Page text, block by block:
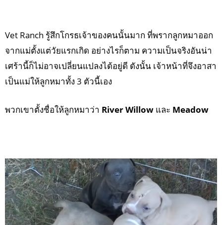
Vet Ranch รู้สึกโกรธเจ้าของคนนั้นมาก ที่พรากลูกหมาออก
จากแม่ตั้งแต่วัยแรกเกิด อย่างไรก็ตาม ความเป็นจริงอันน่า
เศร้านี้ก็ไม่อาจเปลี่ยนแปลงได้อยู่ดี ดังนั้น เจ้าหน้าที่จึงอาสา
เป็นแม่ให้ลูกหมาทั้ง 3 ตัวนี้เอง
พวกเขาตั้งชื่อให้ลูกหมาว่า River Willow และ Meadow